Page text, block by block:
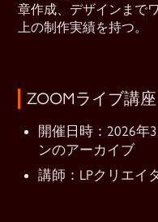
章作成、デザインまで
上の制作実績を持つ。
ZOOMライブ講座
開催日時：2026年
ンのアーカイブ
講師：LPクリエ